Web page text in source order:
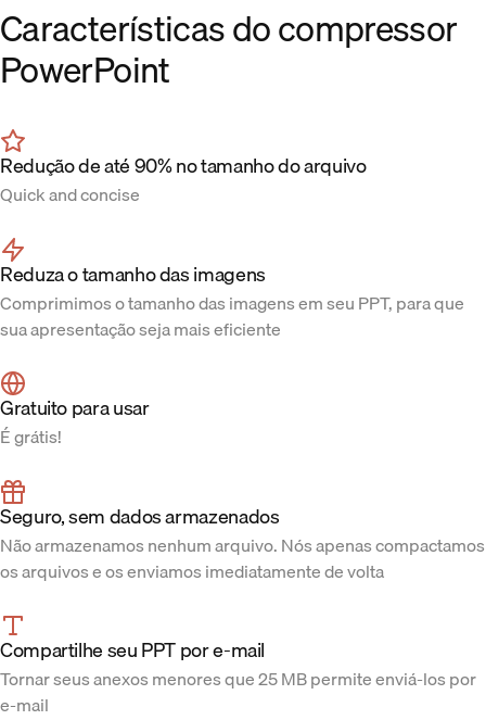
Características do compressor
PowerPoint
Redução de até 90% no tamanho do arquivo
Quick and concise
Reduza o tamanho das imagens
Comprimimos o tamanho das imagens em seu PPT, para que
sua apresentação seja mais eficiente
Gratuito para usar
É grátis!
Seguro, sem dados armazenados
Não armazenamos nenhum arquivo. Nós apenas compactamos
os arquivos e os enviamos imediatamente de volta
Compartilhe seu PPT por e-mail
Tornar seus anexos menores que 25 MB permite enviá-los por
e-mail